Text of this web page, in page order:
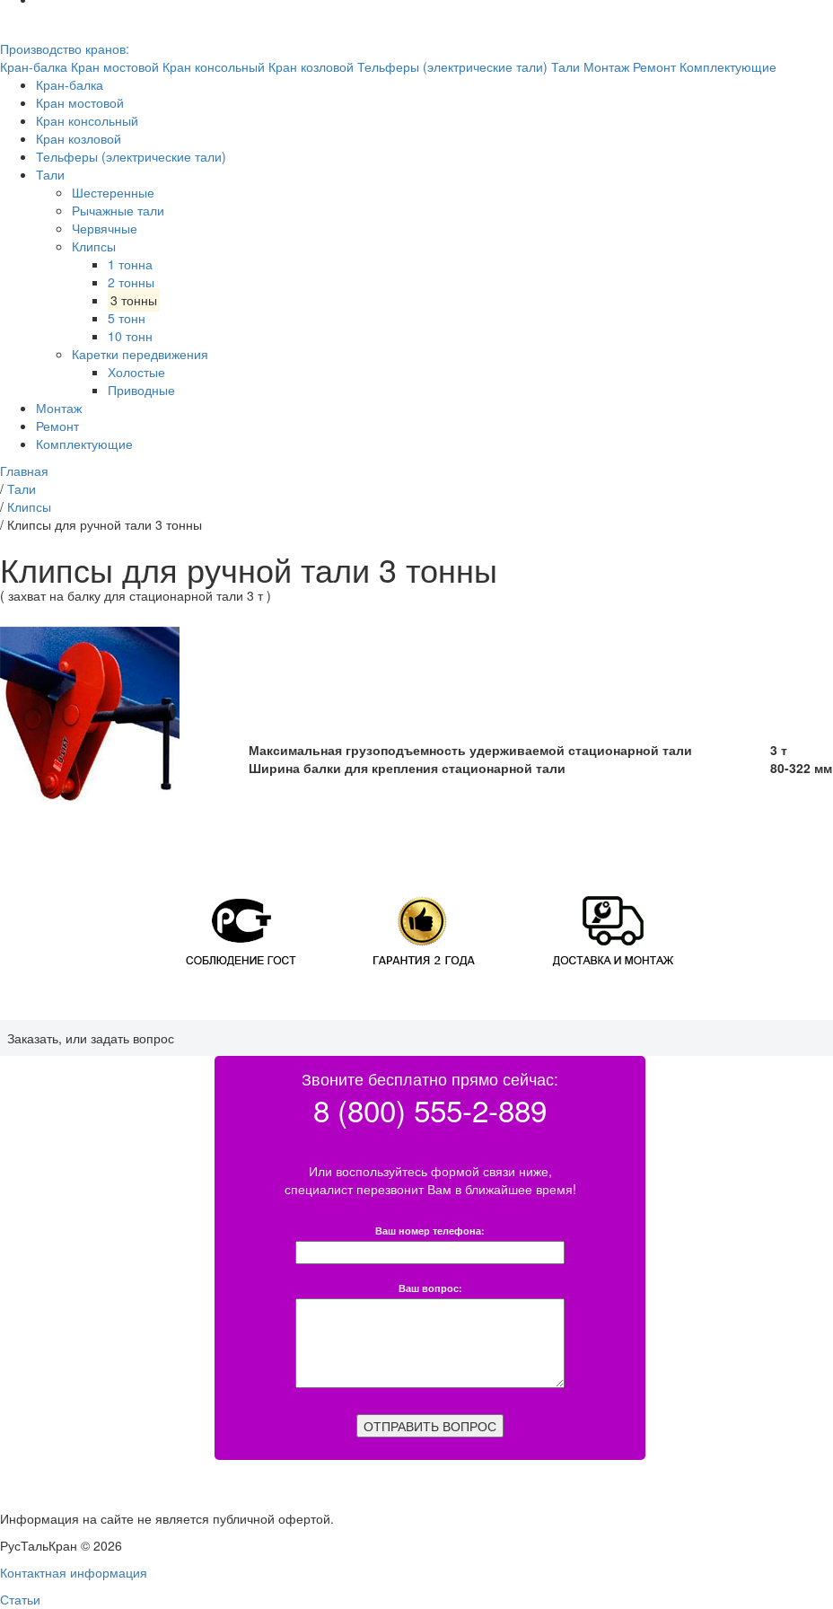
Производство кранов:
Кран-балка Кран мостовой Кран консольный Кран козловой Тельферы (электрические тали) Тали Монтаж Ремонт Комплектующие
Кран-балка
Кран мостовой
Кран консольный
Кран козловой
Тельферы (электрические тали)
Тали
Шестеренные
Рычажные тали
Червячные
Клипсы
1 тонна
2 тонны
3 тонны
5 тонн
10 тонн
Каретки передвижения
Холостые
Приводные
Монтаж
Ремонт
Комплектующие
Главная
/ Тали
/ Клипсы
/ Клипсы для ручной тали 3 тонны
Клипсы для ручной тали 3 тонны
( захват на балку для стационарной тали 3 т )
Максимальная грузоподъемность удерживаемой стационарной тали
3 т
Ширина балки для крепления стационарной тали
80-322 мм
Заказать, или задать вопрос
Звоните бесплатно прямо сейчас:
8 (800) 555-2-889
Или воспользуйтесь формой связи ниже,
специалист перезвонит Вам в ближайшее время!
Ваш номер телефона:
Ваш вопрос:
ОТПРАВИТЬ ВОПРОС
Информация на сайте не является публичной офертой.
РусТальКран © 2026
Контактная информация
Статьи